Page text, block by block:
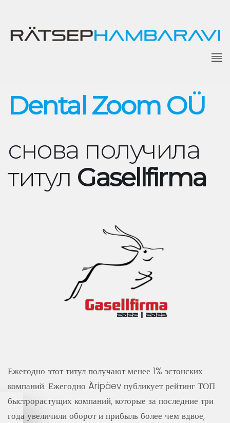
Dental Zoom OÜ
снова получила
титул Gasellfirma
Ежегодно этот титул получают менее 1% эстонских
компаний. Ежегодно Äripäev публикует рейтинг ТОП
быстрорастущих компаний, которые за последние три
года увеличили оборот и прибыль более чем вдвое,